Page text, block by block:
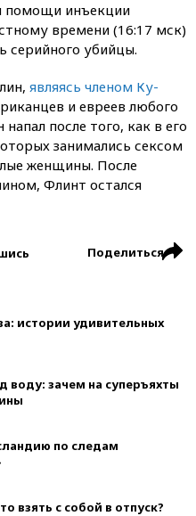
помощи инъекции
времени (16:17 мск)
серийного убийцы.
являясь членом Ку-
и евреев любого
после того, как в его
занимались сексом
женщины. После
Флинт остался
Поделиться
истории удивительных
воду: зачем на суперъяхты
по следам
взять с собой в отпуск?